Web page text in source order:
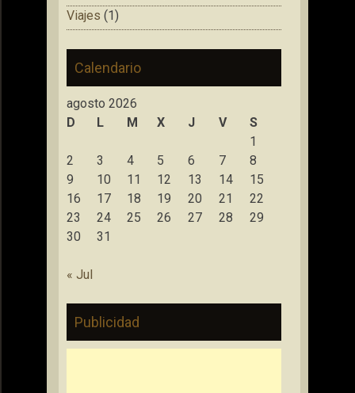
Viajes (1)
Calendario
agosto 2026
D
L M X J V
S
1
2
3 4 5 6 7
8
9
10 11 12 13 14
15
16
17 18 19 20 21
22
23
24 25 26 27 28
29
30
31
« Jul
Publicidad